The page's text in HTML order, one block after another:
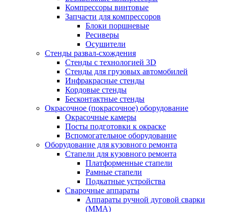
Компрессоры винтовые
Запчасти для компрессоров
Блоки поршневые
Ресиверы
Осушители
Стенды развал-схождения
Стенды с технологией 3D
Стенды для грузовых автомобилей
Инфракрасные стенды
Кордовые стенды
Бесконтактные стенды
Окрасочное (покрасочное) оборудование
Окрасочные камеры
Посты подготовки к окраске
Вспомогательное оборудование
Оборудование для кузовного ремонта
Стапели для кузовного ремонта
Платформенные стапели
Рамные стапели
Подкатные устройства
Сварочные аппараты
Аппараты ручной дуговой сварки
(MMA)